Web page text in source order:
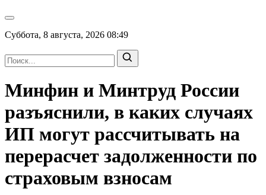
Суббота, 8 августа, 2026 08:49
Минфин и Минтруд России
разъяснили, в каких случаях
ИП могут рассчитывать на
перерасчет задолженности по
страховым взносам